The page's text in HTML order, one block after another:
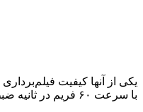
با سرعت ۶۰ فریم در ثانیه ضبط کرد.